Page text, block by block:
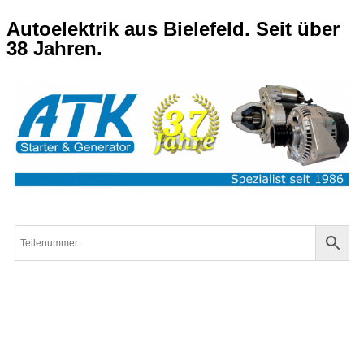
Autoelektrik aus Bielefeld. Seit über
38 Jahren.